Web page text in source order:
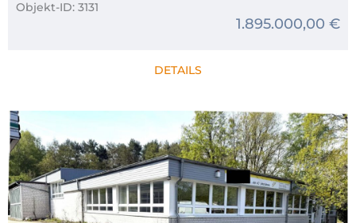
Objekt-ID: 3131
1.895.000,00 €
DETAILS